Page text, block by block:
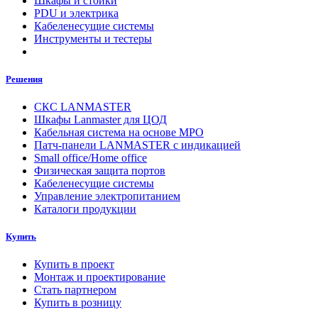
PDU и электрика
Кабеленесущие системы
Инструменты и тестеры
Решения
СКС LANMASTER
Шкафы Lanmaster для ЦОД
Кабельная система на основе MPO
Патч-панели LANMASTER с индикацией
Small office/Home office
Физическая защита портов
Кабеленесущие системы
Управление электропитанием
Каталоги продукции
Купить
Купить в проект
Монтаж и проектирование
Стать партнером
Купить в розницу